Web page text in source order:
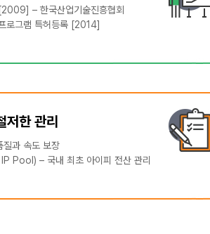
– 한국산업기술진흥협회
로그램 특허등록 [2014]
저한 관리
질과 속도 보장
Pool) – 국내 최초 아이피 전산 관리